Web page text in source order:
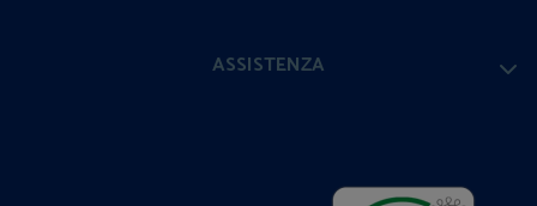
ASSISTENZA